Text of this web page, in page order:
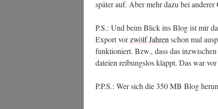
border-bottom:1px solid
}
.entry-content li {
margin-left:20px;
margin-right:10px;
list-style-type: square;
spä­ter auf. Aber mehr dazu bei ande­rer
P.S.: Und beim Blick ins Blog ist mir
Export vorzwölf Jah­renschon mal
funk­tio­niert. Bzw., dass das
da­tei­en rei­bungs­los klappt. Das war
P.P.S.: Wer sich die 350 MB Blog